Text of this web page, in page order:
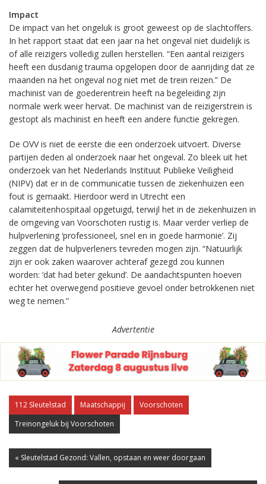
Impact
De impact van het ongeluk is groot geweest op de slachtoffers.
In het rapport staat dat een jaar na het ongeval niet duidelijk is
of alle reizigers volledig zullen herstellen. “Een aantal reizigers
heeft een dusdanig trauma opgelopen door de aanrijding dat ze
maanden na het ongeval nog niet met de trein reizen.” De
machinist van de goederentrein heeft na begeleiding zijn
normale werk weer hervat. De machinist van de reizigerstrein is
gestopt als machinist en heeft een andere functie gekregen.
De OVV is niet de eerste die een onderzoek uitvoert. Diverse
partijen deden al onderzoek naar het ongeval. Zo bleek uit het
onderzoek van het Nederlands Instituut Publieke Veiligheid
(NIPV) dat er in de communicatie tussen de ziekenhuizen een
fout is gemaakt. Hierdoor werd in Utrecht een
calamiteitenhospitaal opgetuigd, terwijl het in de ziekenhuizen in
de omgeving van Voorschoten rustig is. Maar verder verliep de
hulpverlening ‘professioneel, snel en in goede harmonie’. Zij
zeggen dat de hulpverleners tevreden mogen zijn. “Natuurlijk
zijn er ook zaken waarover achteraf gezegd zou kunnen
worden: ‘dat had beter gekund’. De aandachtspunten hoeven
echter het overwegend positieve gevoel onder betrokkenen niet
weg te nemen.”
Advertentie
112 Sleutelstad Maatschappij
Voorschoten
Treinongeluk bij Voorschoten
« Sleutelstad Gezond: Vallen, opstaan en weer doorgaan